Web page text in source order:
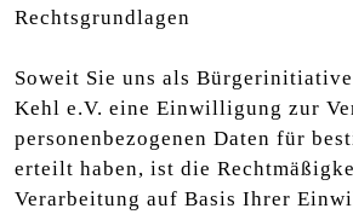
Rechtsgrundlagen
Soweit Sie uns als
Kehl e.V. eine Einwilligung zur
personenbezogenen Daten für
erteilt haben, ist die
Verarbeitung auf Basis Ihrer